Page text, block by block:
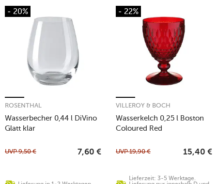
- 20%
Wasserbecher 0,44 l DiVino
Glatt klar
ROSENTHAL
UVP9,50 € 7,60 €
- 22%
Wasserkelch 0,25 l Boston
Coloured Red
VILLEROY & BOCH
Lieferzeit: 3-5 Werktage.
UVP19,90 € 15,40 €